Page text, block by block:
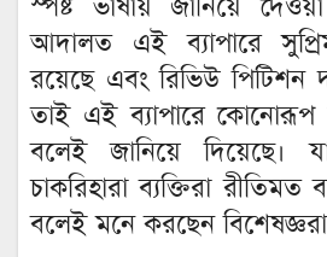
স্পষ্ট ভাষায় জানিয়ে
আদালত এই ব্যাপারে
রয়েছে এবং রিভিউ পিটিশন
তাই এই ব্যাপারে কোনোরূপ
বলেই জানিয়ে দিয়েছে।
চাকরিহারা ব্যক্তিরা
বলেই মনে করছেন